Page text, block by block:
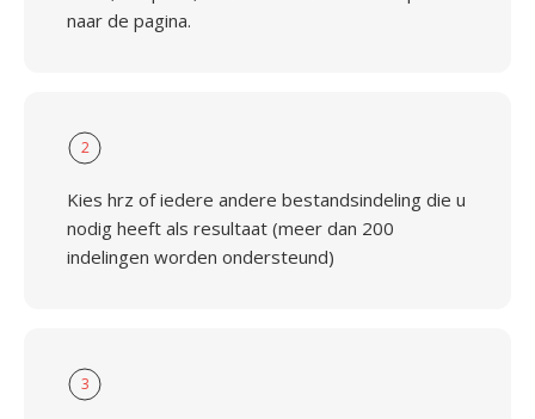
naar de pagina.
2
Kies hrz of iedere andere bestandsindeling die u
nodig heeft als resultaat (meer dan 200
indelingen worden ondersteund)
3